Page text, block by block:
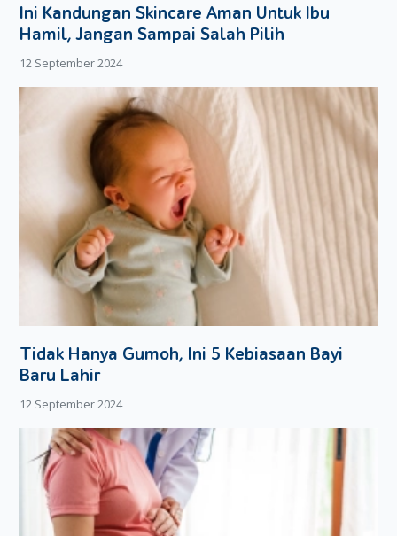
belajar si kecil dan memaksimalkan sesuatu yang tak disukai
si kecil.
Ini Kandungan Skincare Aman Untuk Ibu
Hamil, Jangan Sampai Salah Pilih
12 September 2024
Tidak Hanya Gumoh, Ini 5 Kebiasaan Bayi
Baru Lahir
12 September 2024